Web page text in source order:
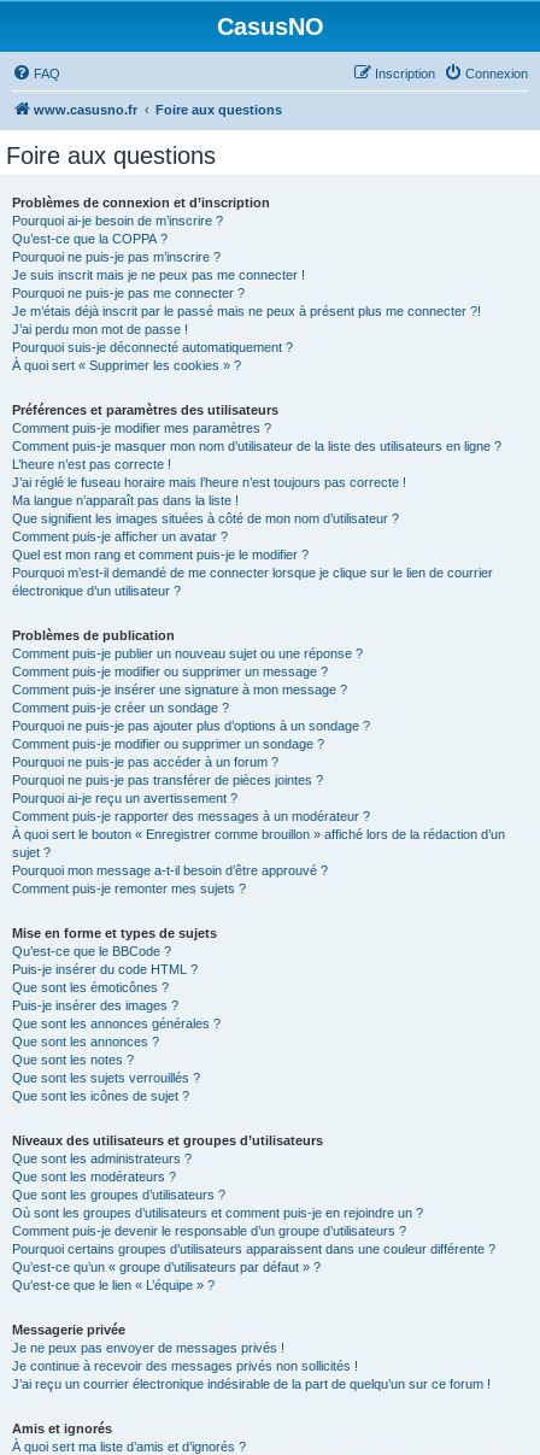
CasusNO
FAQ Connexion
Inscription
www.casusno.fr Foire aux questions
Foire aux questions
Problèmes de connexion et d’inscription
Pourquoi ai-je besoin de m’inscrire ?
Qu’est-ce que la COPPA ?
Pourquoi ne puis-je pas m’inscrire ?
Je suis inscrit mais je ne peux pas me connecter !
Pourquoi ne puis-je pas me connecter ?
Je m’étais déjà inscrit par le passé mais ne peux à présent plus me connecter ?!
J’ai perdu mon mot de passe !
Pourquoi suis-je déconnecté automatiquement ?
À quoi sert « Supprimer les cookies » ?
Préférences et paramètres des utilisateurs
Comment puis-je modifier mes paramètres ?
Comment puis-je masquer mon nom d’utilisateur de la liste des utilisateurs en ligne ?
L’heure n’est pas correcte !
J’ai réglé le fuseau horaire mais l’heure n’est toujours pas correcte !
Ma langue n’apparaît pas dans la liste !
Que signifient les images situées à côté de mon nom d’utilisateur ?
Comment puis-je afficher un avatar ?
Quel est mon rang et comment puis-je le modifier ?
Pourquoi m’est-il demandé de me connecter lorsque je clique sur le lien de courrier
électronique d’un utilisateur ?
Problèmes de publication
Comment puis-je publier un nouveau sujet ou une réponse ?
Comment puis-je modifier ou supprimer un message ?
Comment puis-je insérer une signature à mon message ?
Comment puis-je créer un sondage ?
Pourquoi ne puis-je pas ajouter plus d’options à un sondage ?
Comment puis-je modifier ou supprimer un sondage ?
Pourquoi ne puis-je pas accéder à un forum ?
Pourquoi ne puis-je pas transférer de pièces jointes ?
Pourquoi ai-je reçu un avertissement ?
Comment puis-je rapporter des messages à un modérateur ?
À quoi sert le bouton « Enregistrer comme brouillon » affiché lors de la rédaction d’un
sujet ?
Pourquoi mon message a-t-il besoin d’être approuvé ?
Comment puis-je remonter mes sujets ?
Mise en forme et types de sujets
Qu’est-ce que le BBCode ?
Puis-je insérer du code HTML ?
Que sont les émoticônes ?
Puis-je insérer des images ?
Que sont les annonces générales ?
Que sont les annonces ?
Que sont les notes ?
Que sont les sujets verrouillés ?
Que sont les icônes de sujet ?
Niveaux des utilisateurs et groupes d’utilisateurs
Que sont les administrateurs ?
Que sont les modérateurs ?
Que sont les groupes d’utilisateurs ?
Où sont les groupes d’utilisateurs et comment puis-je en rejoindre un ?
Comment puis-je devenir le responsable d’un groupe d’utilisateurs ?
Pourquoi certains groupes d’utilisateurs apparaissent dans une couleur différente ?
Qu’est-ce qu’un « groupe d’utilisateurs par défaut » ?
Qu’est-ce que le lien « L’équipe » ?
Messagerie privée
Je ne peux pas envoyer de messages privés !
Je continue à recevoir des messages privés non sollicités !
J’ai reçu un courrier électronique indésirable de la part de quelqu’un sur ce forum !
Amis et ignorés
À quoi sert ma liste d’amis et d’ignorés ?